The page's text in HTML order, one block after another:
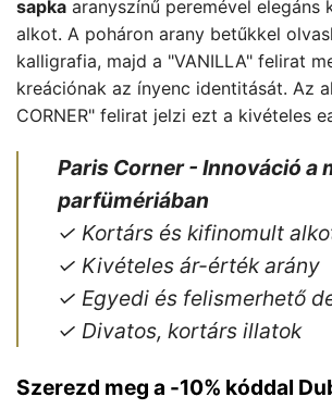
sapka aranyszínű peremével elegáns
alkot. A poháron arany betűkkel
kalligrafia, majd a "VANILLA" felirat
kreációnak az ínyenc identitását. Az
CORNER" felirat jelzi ezt a kivételes
Paris Corner - Innováció a
parfümériában
✓ Kortárs és kifinomult
✓ Kivételes ár-érték arány
✓ Egyedi és felismerhető
✓ Divatos, kortárs illatok
Szerezd meg a -10% kóddal